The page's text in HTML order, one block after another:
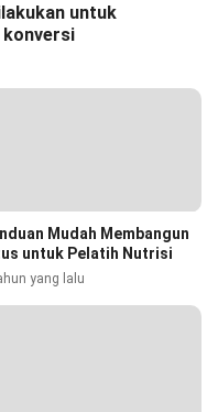
untuk
konversi
Mudah Membangun
untuk Pelatih Nutrisi
yang lalu